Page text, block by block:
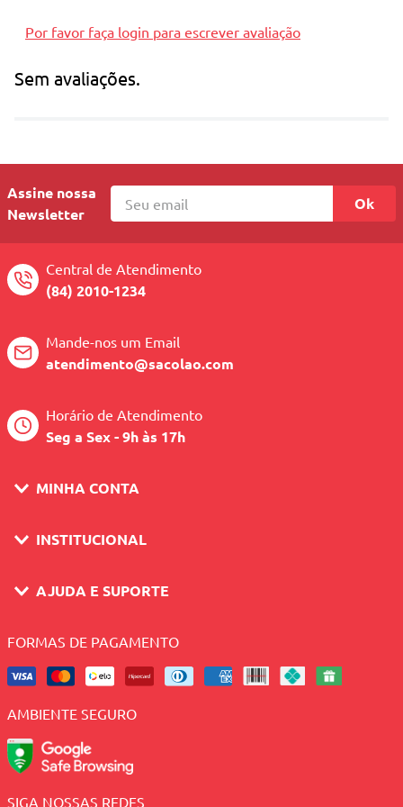
idade recomendada: +6 meses
Por favor faça login para escrever avaliação
Sem avaliações.
Assine nossa
Newsletter
Ok
Central de Atendimento
(84) 2010-1234
Mande-nos um Email
atendimento@sacolao.com
Horário de Atendimento
Seg a Sex - 9h às 17h
MINHA CONTA
INSTITUCIONAL
AJUDA E SUPORTE
FORMAS DE PAGAMENTO
AMBIENTE SEGURO
SIGA NOSSAS REDES